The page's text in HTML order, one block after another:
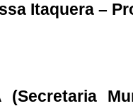
Itaquera –
(Secretaria